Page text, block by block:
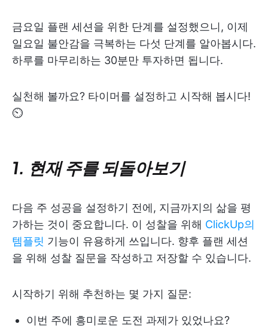
금요일 플랜 세션을 위한 단계를 설정했으니, 이제
일요일 불안감을 극복하는 다섯 단계를 알아봅시다.
하루를 마무리하는 30분만 투자하면 됩니다.
실천해 볼까요? 타이머를 설정하고 시작해 봅시다!
⏲
1. 현재 주를 되돌아보기
다음 주 성공을 설정하기 전에, 지금까지의 삶을 평
가하는 것이 중요합니다. 이 성찰을 위해 ClickUp의
템플릿 기능이 유용하게 쓰입니다. 향후 플랜 세션
을 위해 성찰 질문을 작성하고 저장할 수 있습니다.
시작하기 위해 추천하는 몇 가지 질문:
이번 주에 흥미로운 도전 과제가 있었나요?